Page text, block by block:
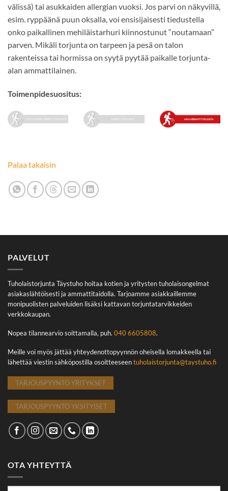
välissä) tai asukkaiden allergian vuoksi. Jos parvi on näkyvillä,
esim. ryppäänä puun oksalla, voi ensisijaisesti tiedustella
onko paikallinen mehiläistarhuri kiinnostunut “noutamaan”
parven. Mikäli torjunta on tarpeen ja pesä on talon
rakenteissa tai hormissa on syytä pyytää paikalle torjunta-
alan ammattilainen.
Toimenpidesuositus:
Palaa takaisin
PALVELUT
Tuholaistorjunta Täystuho hoitaa kotien ja yritysten tuholaisongelmat
asiakaslähtöisesti ja ammattitaidolla. Tarjoamme asiakkaillemme
monipuolisten palveluiden lisäksi kattavan torjuntatarvikkeiden
verkkokaupan.
Nopea tilannearvio soittamalla, puh. 040 6605808.
Meille voi myös jättää yhteydenottopyynnön oheisella lomakkeella tai
lähettää viestin sähköpostilla osoitteeseentuholaistorjunta@taystuho.fi
TARJOUSPYYNTÖ YRITYKSET
TARJOUSPYYNTÖ YKSITYISET
OTA YHTEYTTÄ